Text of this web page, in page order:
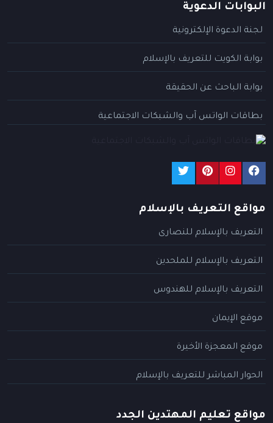
البوابات الدعوية
لجنة الدعوة الإلكترونية
بوابة الكويت للتعريف بالإسلام
بوابة الباحث عن الحقيقة
بطاقات الواتس آب والشبكات الاجتماعية
مواقع التعريف بالإسلام
التعريف بالإسلام للنصارى
التعريف بالإسلام للملحدين
التعريف بالإسلام للهندوس
موقع الإيمان
موقع المعجزة الأخيرة
الحوار المباشر للتعريف بالإسلام
مواقع تعليم المهتدين الجدد